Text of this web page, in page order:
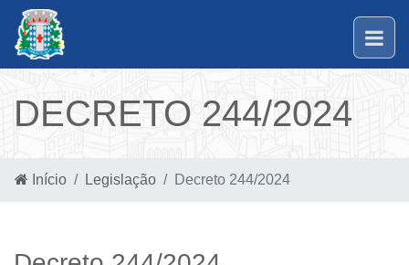
DECRETO 244/2024
Início Legislação Decreto 244/2024